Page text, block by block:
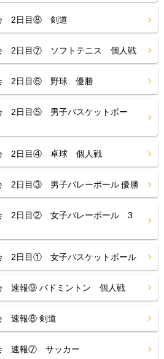
2日目⑧ 剣道
2日目⑦ ソフトテニス 個人戦
会 2日目⑥ 野球 優勝
2日目⑤ 男子バスケットボー
会 2日目④ 卓球 個人戦
2日目③ 男子バレーボール 優勝
2日目② 女子バレーボール 3
2日目① 女子バスケットボール
速報⑨ バドミントン 個人戦
速報⑧ 剣道
速報⑦ サッカー